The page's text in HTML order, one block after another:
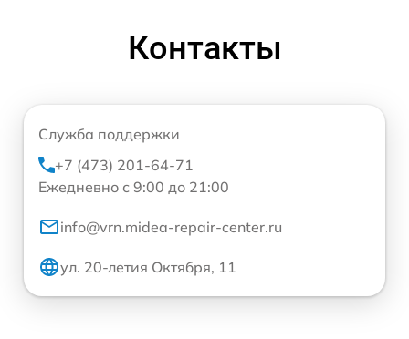
Контакты
Служба поддержки
+7 (473) 201-64-71
Ежедневно с 9:00 до 21:00
info@vrn.midea-repair-center.ru
ул. 20-летия Октября, 11